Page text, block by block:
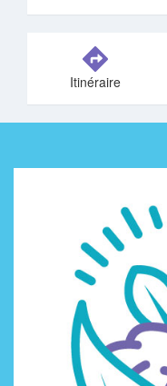
Itinéraire